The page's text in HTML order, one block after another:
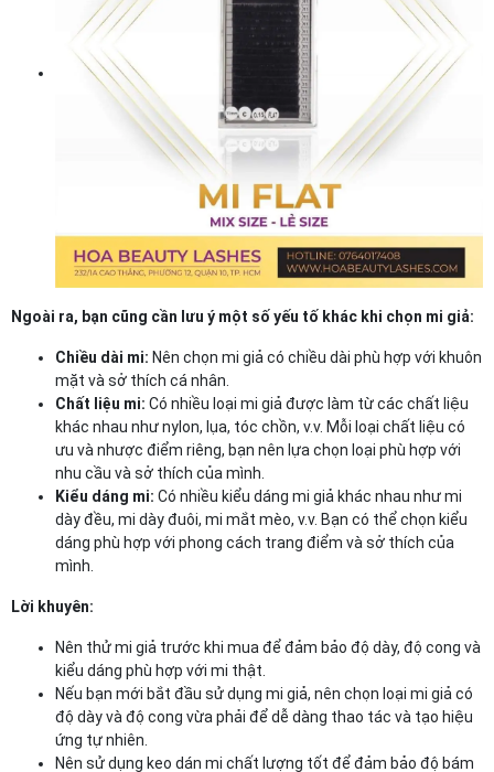
Ngoài ra, bạn cũng cần lưu ý một số yếu tố khác khi chọn mi giả:
Chiều dài mi: Nên chọn mi giả có chiều dài phù hợp với khuôn
mặt và sở thích cá nhân.
Chất liệu mi: Có nhiều loại mi giả được làm từ các chất liệu
khác nhau như nylon, lụa, tóc chồn, v.v. Mỗi loại chất liệu có
ưu và nhược điểm riêng, bạn nên lựa chọn loại phù hợp với
nhu cầu và sở thích của mình.
Kiểu dáng mi: Có nhiều kiểu dáng mi giả khác nhau như mi
dày đều, mi dày đuôi, mi mắt mèo, v.v. Bạn có thể chọn kiểu
dáng phù hợp với phong cách trang điểm và sở thích của
mình.
Lời khuyên:
Nên thử mi giả trước khi mua để đảm bảo độ dày, độ cong và
kiểu dáng phù hợp với mi thật.
Nếu bạn mới bắt đầu sử dụng mi giả, nên chọn loại mi giả có
độ dày và độ cong vừa phải để dễ dàng thao tác và tạo hiệu
ứng tự nhiên.
Nên sử dụng keo dán mi chất lượng tốt để đảm bảo độ bám